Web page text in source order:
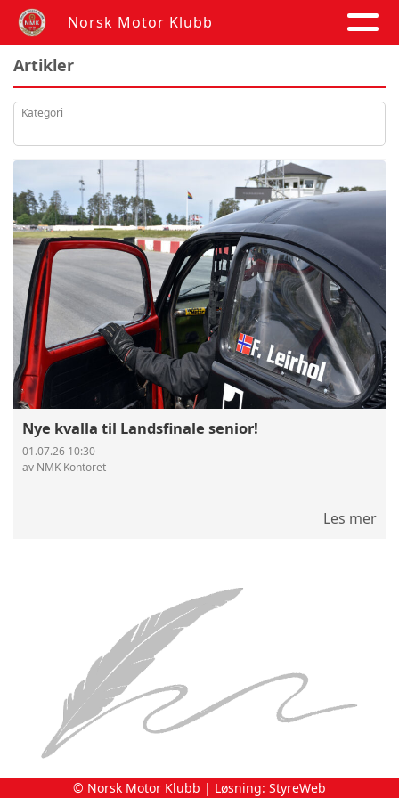
Norsk Motor Klubb
Artikler
Kategori
Nye kvalla til Landsfinale senior!
01.07.26 10:30
av NMK Kontoret
Les mer
© Norsk Motor Klubb | Løsning: StyreWeb